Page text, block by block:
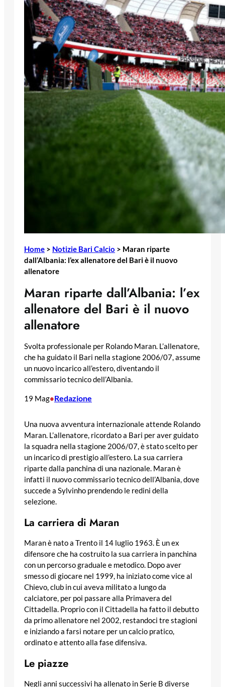
Home > Notizie Bari Calcio > Maran riparte
dall’Albania: l’ex allenatore del Bari è il nuovo
allenatore
Maran riparte dall’Albania: l’ex
allenatore del Bari è il nuovo
allenatore
Svolta professionale per Rolando Maran. L’allenatore,
che ha guidato il Bari nella stagione 2006/07, assume
un nuovo incarico all’estero, diventando il
commissario tecnico dell’Albania.
19 Mag•Redazione
Una nuova avventura internazionale attende Rolando
Maran. L’allenatore, ricordato a Bari per aver guidato
la squadra nella stagione 2006/07, è stato scelto per
un incarico di prestigio all’estero. La sua carriera
riparte dalla panchina di una nazionale. Maran è
infatti il nuovo commissario tecnico dell’Albania, dove
succede a Sylvinho prendendo le redini della
selezione.
La carriera di Maran
Maran è nato a Trento il 14 luglio 1963. È un ex
difensore che ha costruito la sua carriera in panchina
con un percorso graduale e metodico. Dopo aver
smesso di giocare nel 1999, ha iniziato come vice al
Chievo, club in cui aveva militato a lungo da
calciatore, per poi passare alla Primavera del
Cittadella. Proprio con il Cittadella ha fatto il debutto
da primo allenatore nel 2002, restandoci tre stagioni
e iniziando a farsi notare per un calcio pratico,
ordinato e attento alla fase difensiva.
Le piazze
Negli anni successivi ha allenato in Serie B diverse